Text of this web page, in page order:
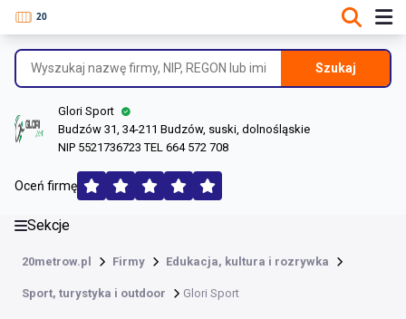
Szukaj
Glori Sport
Budzów 31, 34-211 Budzów, suski, dolnośląskie
NIP 5521736723 TEL 664 572 708
Oceń firmę
Sekcje
20metrow.pl Firmy Edukacja, kultura i rozrywka
Sport, turystyka i outdoor Glori Sport
Informacje o firmie
Dane rejestrowe
Lokalizacje
Opinie (165)